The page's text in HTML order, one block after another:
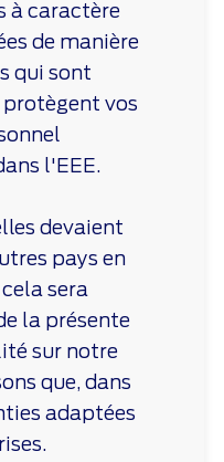
à caractère
de manière
qui sont
vos
l'EEE.
devaient
pays en
sera
la présente
sur notre
que, dans
adaptées